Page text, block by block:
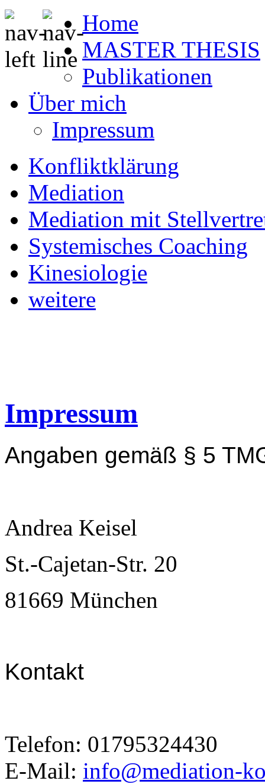
Home
MASTER THESIS
Publikationen
Über mich
Impressum
Konfliktklärung
Mediation
Mediation mit
Systemisches Coaching
Kinesiologie
weitere
Impressum
Angaben gemäß § 5
Andrea Keisel
St.-Cajetan-Str. 20
81669 München
Kontakt
Telefon: 01795324430
E-Mail: info@mediation-